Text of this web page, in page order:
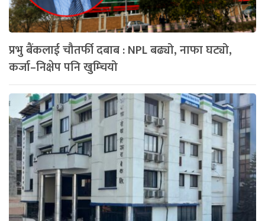
प्रभु बैंकलाई चौतर्फी दबाब : NPL बढ्यो, नाफा घट्यो,
कर्जा–निक्षेप पनि खुम्चियो